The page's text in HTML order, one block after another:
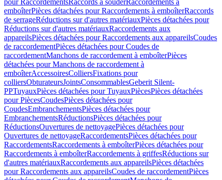
pour RaccordementsRaccords à souderRaccordements à
emboîterPièces détachées pour Raccordements à emboîterRaccords
de serrageRéductions sur d'autres matériauxPièces détachées pour
Réductions sur d'autres matériauxRaccordements aux
appareilsPièces détachées pour Raccordements aux appareilsCoudes
de raccordementPièces détachées pour Coudes de
raccordementManchons de raccordement à emboîterPièces
détachées pour Manchons de raccordement à
emboîterAccessoiresColliersFixations pour
colliersObturateursJointsConsommablesGeberit Silent-
PPTuyauxPièces détachées pour TuyauxPiècesPièces détachées
pour PiècesCoudesPièces détachées pour
CoudesEmbranchementsPièces détachées pour
EmbranchementsRéductionsPièces détachées pour
RéductionsOuvertures de nettoyagePièces détachées pour
Ouvertures de nettoyageRaccordementsPièces détachées pour
RaccordementsRaccordements à emboîterPièces détachées pour
Raccordements à emboîterRaccordements à griffesRéductions sur
d'autres matériauxRaccordements aux appareilsPièces détachées
pour Raccordements aux appareilsCoudes de raccordementPièces